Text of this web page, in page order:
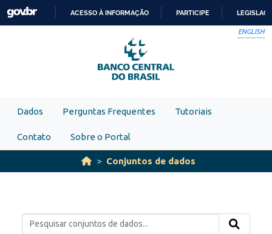
Skip to main content
PARA
O
CONTEÚDO
ACESSO À INFORMAÇÃO PARTICIPE
ENGLISH
Dados Perguntas Frequentes Tutoriais
Contato Sobre o Portal
Conjuntos de dados